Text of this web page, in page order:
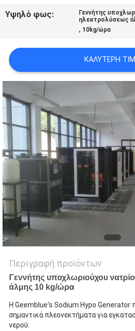
ΕΙΔΉΣΕΙΣ
ΠΕΡΙΠΤΏΣΕΙΣ
ΖΗΤΉΣΤΕ
ΈΝΑ
ΑΠΌΣΠΑΣΜΑ
COMPANY
NEWS
SITEMAP
ΠΟΛΙΤΙΚΉ
ΜΥΣΤΙΚΌΤΗΤΑΣ
Υψηλό φως:
Γεννήτης
ηλεκτρολύσεως
, 10kg/ώρα
ΚΑΛΎΤΕΡΗ
Περιγραφή προϊόντων
Γεννήτης υποχλωριούχου
άλμης 10 kg/ώρα
Η Geemblue's Sodium Hypo Generator
σημαντικά πλεονεκτήματα για
νερού: